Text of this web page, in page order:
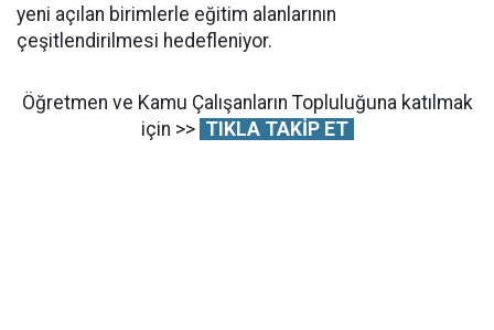
yeni açılan birimlerle eğitim alanlarının
çeşitlendirilmesi hedefleniyor.
Öğretmen ve Kamu Çalışanların Topluluğuna katılmak
için >> TIKLA TAKİP ET